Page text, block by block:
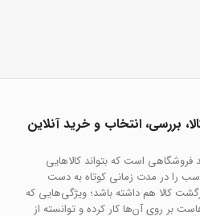
بررسی، انتخاب و خرید آنلاین
فروشگاهی است که بتواند کالاهایی
را در مدت زمانی کوتاه به دست
کالا هم داشته باشد؛ ویژگی‌هایی که
بر روی آن‌ها کار کرده و توانسته از